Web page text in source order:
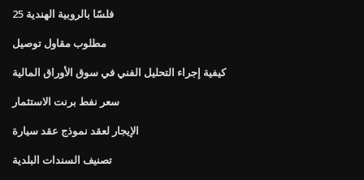
25 فلسًا بالروبية الهندية
مطلوب مقاول توصيل
كيفية إجراء التحليل الفني في سوق الأوراق المالية
سعر نفط برنت الاستثمار
الإيجار لعقد نموذج عقد سيارة
تصنيف السندات البلدية